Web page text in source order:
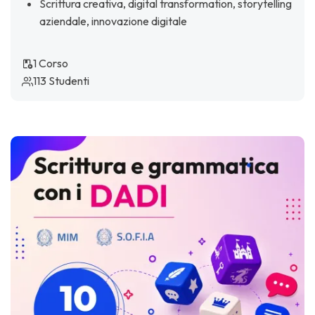
Scrittura creativa, digital transformation, storytelling
aziendale, innovazione digitale
1 Corso
113 Studenti